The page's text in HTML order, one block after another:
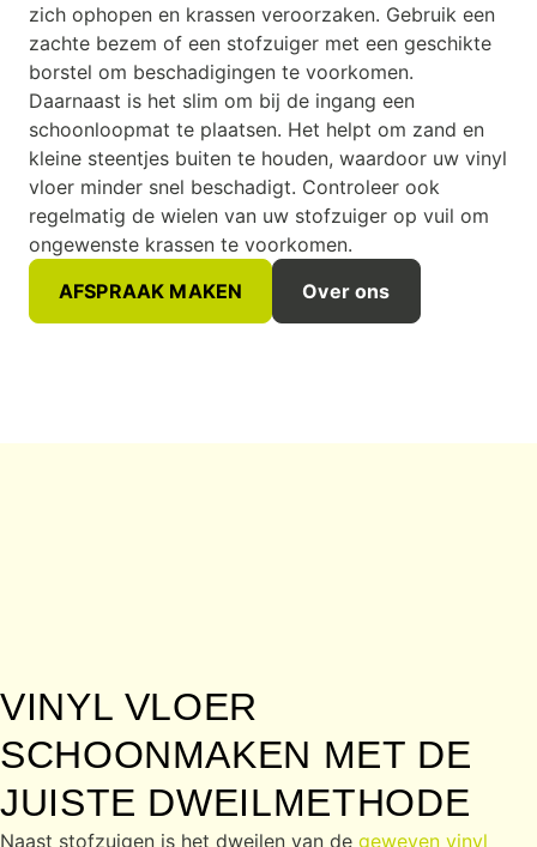
zich ophopen en krassen veroorzaken. Gebruik een
zachte bezem of een stofzuiger met een geschikte
borstel om beschadigingen te voorkomen.
Daarnaast is het slim om bij de ingang een
schoonloopmat te plaatsen. Het helpt om zand en
kleine steentjes buiten te houden, waardoor uw vinyl
vloer minder snel beschadigt. Controleer ook
regelmatig de wielen van uw stofzuiger op vuil om
ongewenste krassen te voorkomen.
AFSPRAAK MAKEN
Over ons
VINYL VLOER
SCHOONMAKEN MET DE
JUISTE DWEILMETHODE
Naast stofzuigen is het dweilen van de geweven vinyl